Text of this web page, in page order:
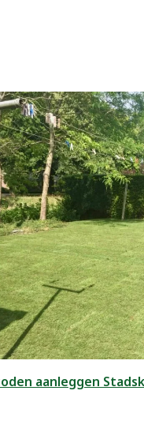
aanleggen